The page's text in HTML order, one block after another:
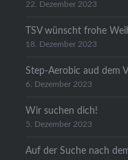
22. Dezember 2023
TSV wünscht frohe
18. Dezember 2023
Step-Aerobic aud dem
6. Dezember 2023
Wir suchen dich!
5. Dezember 2023
Auf der Suche nach